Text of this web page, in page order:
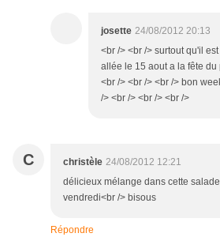
josette 24/08/2012 20:13
<br /> <br /> surtout qu'il
allée le 15 aout a la fête
<br /> <br /> <br /> bon
/> <br /> <br /> <br />
C christèle 24/08/2012 12:21
délicieux mélange dans cette
vendredi<br /> bisous
Répondre